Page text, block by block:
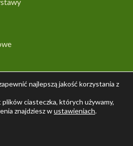
najlepszą jakość korzystania z
ciasteczka, których używamy,
znajdziesz wustawieniach.